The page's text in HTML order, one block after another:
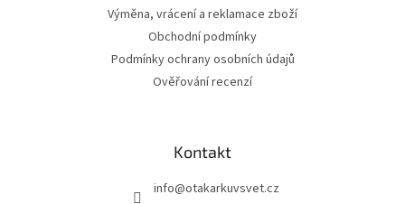
Výměna, vrácení a reklamace zboží
Obchodní podmínky
Podmínky ochrany osobních údajů
Ověřování recenzí
Kontakt
info@otakarkuvsvet.cz